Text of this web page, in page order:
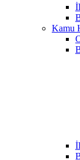
Kamu